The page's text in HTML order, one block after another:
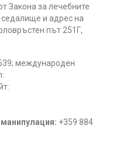
Закона за лечебните
и адрес на
път 251Г,
международен
+359 884